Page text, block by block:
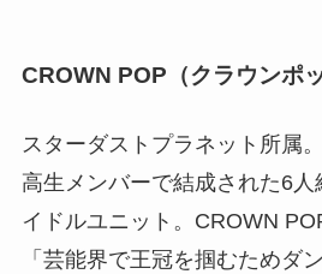
CROWN POP（クラウンポッ
スターダストプラネット所属
高生メンバーで結成された6
イドルユニット。CROWN
「芸能界で王冠を掴むためダ